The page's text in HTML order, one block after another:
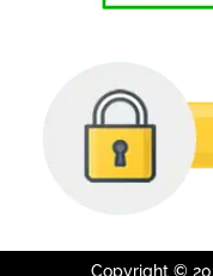
Copyright ©